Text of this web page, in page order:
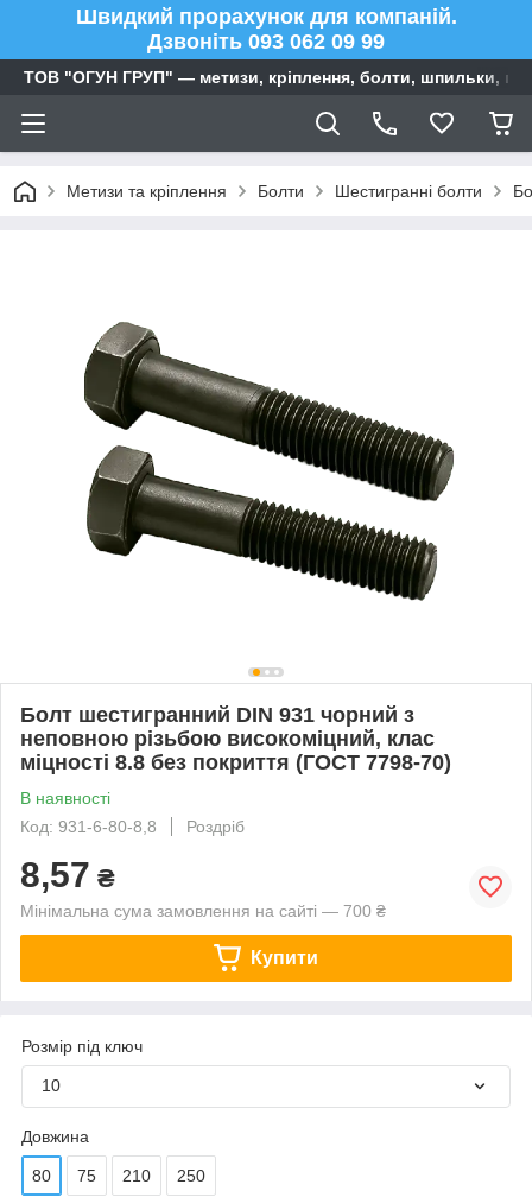
Швидкий прорахунок для компаній.
Дзвоніть 093 062 09 99
ТОВ "ОГУН ГРУП" — метизи, кріплення, болти, шпильки,
Метизи та кріплення Болти Шестигранні болти
Болт шестигранний DIN 931 чорний з
неповною різьбою високоміцний, клас
міцності 8.8 без покриття (ГОСТ 7798-70)
В наявності
Код: 931-6-80-8,8
Роздріб
8,57 ₴
Мінімальна сума замовлення на сайті — 700 ₴
Купити
Розмір під ключ
10
Довжина
80 75 210 250